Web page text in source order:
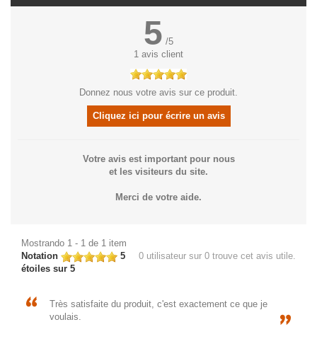
5 /5
1 avis client
Donnez nous votre avis sur ce produit.
Cliquez ici pour écrire un avis
Votre avis est important pour nous
et les visiteurs du site.
Merci de votre aide.
Mostrando 1 - 1 de 1 item
0 utilisateur sur 0 trouve cet avis utile.
Notation
5
étoiles sur 5
Très satisfaite du produit, c'est exactement ce que je
voulais.